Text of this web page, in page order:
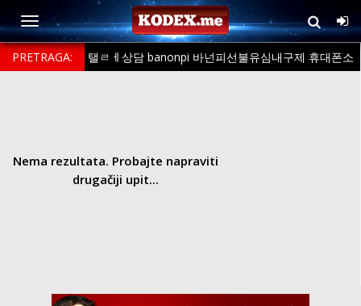
PRETRAGA:
탤ㄹㅔ상담 banonpi 바넌피선불유심내구제 휴대폰소
Nema rezultata. Probajte napraviti
drugačiji upit...